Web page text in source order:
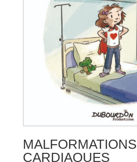
MALFORMATIONS
CARDIAQUES